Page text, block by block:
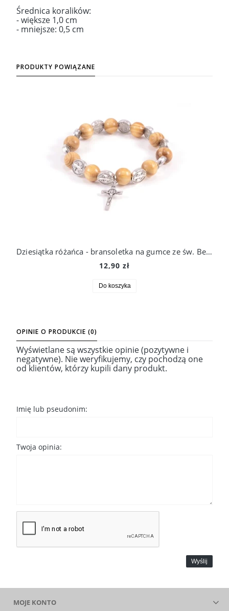
Średnica koralików:
- większe 1,0 cm
- mniejsze: 0,5 cm
PRODUKTY POWIĄZANE
Dziesiątka różańca - bransoletka na gumce ze św. Benedyktem - drewniana (kolor: naturalny)
12,90 zł
Do koszyka
OPINIE O PRODUKCIE (0)
Wyświetlane są wszystkie opinie (pozytywne i
negatywne). Nie weryfikujemy, czy pochodzą one
od klientów, którzy kupili dany produkt.
Imię lub pseudonim:
Twoja opinia:
Wyślij
MOJE KONTO